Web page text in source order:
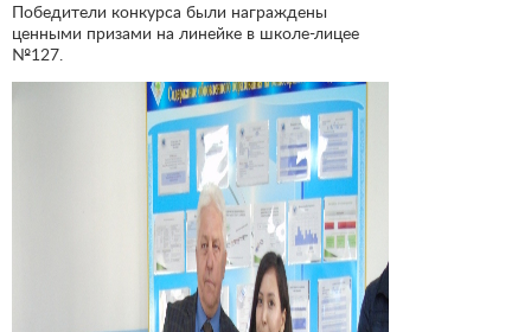
Победители конкурса были награждены
ценными призами на линейке в школе-лицее
№127.